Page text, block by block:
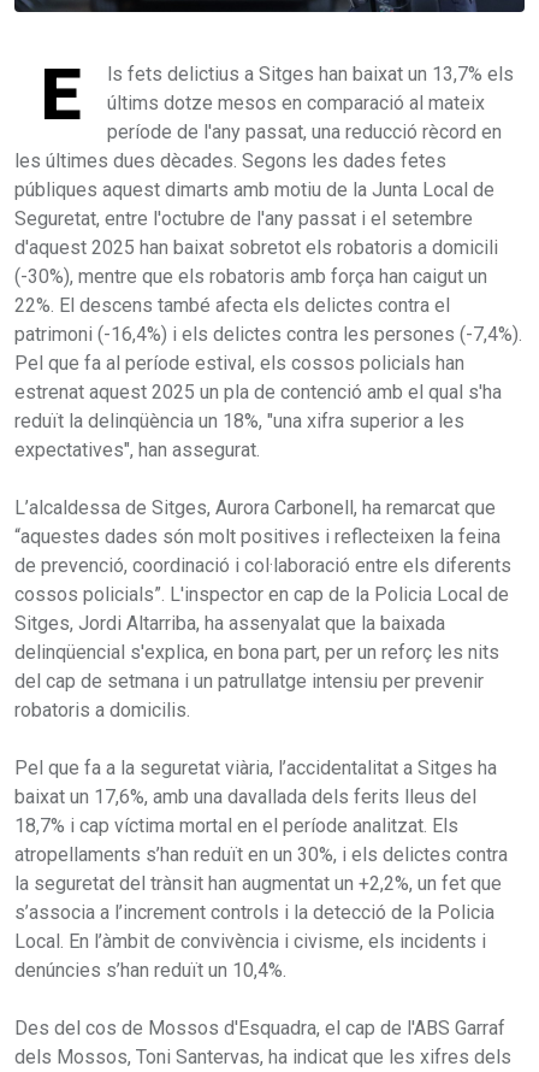
E
ls fets delictius a Sitges han baixat un 13,7% els
últims dotze mesos en comparació al mateix
període de l'any passat, una reducció rècord en
les últimes dues dècades. Segons les dades fetes
públiques aquest dimarts amb motiu de la Junta Local de
Seguretat, entre l'octubre de l'any passat i el setembre
d'aquest 2025 han baixat sobretot els robatoris a domicili
(-30%), mentre que els robatoris amb força han caigut un
22%. El descens també afecta els delictes contra el
patrimoni (-16,4%) i els delictes contra les persones (-7,4%).
Pel que fa al període estival, els cossos policials han
estrenat aquest 2025 un pla de contenció amb el qual s'ha
reduït la delinqüència un 18%, "una xifra superior a les
expectatives", han assegurat.
L’alcaldessa de Sitges, Aurora Carbonell, ha remarcat que
“aquestes dades són molt positives i reflecteixen la feina
de prevenció, coordinació i col·laboració entre els diferents
cossos policials”. L'inspector en cap de la Policia Local de
Sitges, Jordi Altarriba, ha assenyalat que la baixada
delinqüencial s'explica, en bona part, per un reforç les nits
del cap de setmana i un patrullatge intensiu per prevenir
robatoris a domicilis.
Pel que fa a la seguretat viària, l’accidentalitat a Sitges ha
baixat un 17,6%, amb una davallada dels ferits lleus del
18,7% i cap víctima mortal en el període analitzat. Els
atropellaments s’han reduït en un 30%, i els delictes contra
la seguretat del trànsit han augmentat un +2,2%, un fet que
s’associa a l’increment controls i la detecció de la Policia
Local. En l’àmbit de convivència i civisme, els incidents i
denúncies s’han reduït un 10,4%.
Des del cos de Mossos d'Esquadra, el cap de l'ABS Garraf
dels Mossos, Toni Santervas, ha indicat que les xifres dels